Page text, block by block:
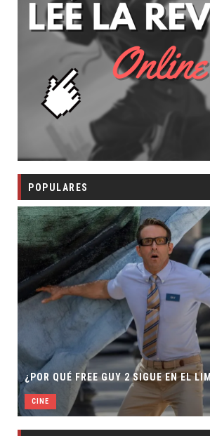
POPULARES
¿POR QUÉ FREE GUY 2 SIGUE EN EL
CINE